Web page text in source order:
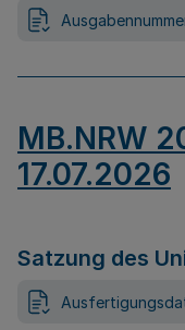
MB.NRW
17.07.2026
Satzung des